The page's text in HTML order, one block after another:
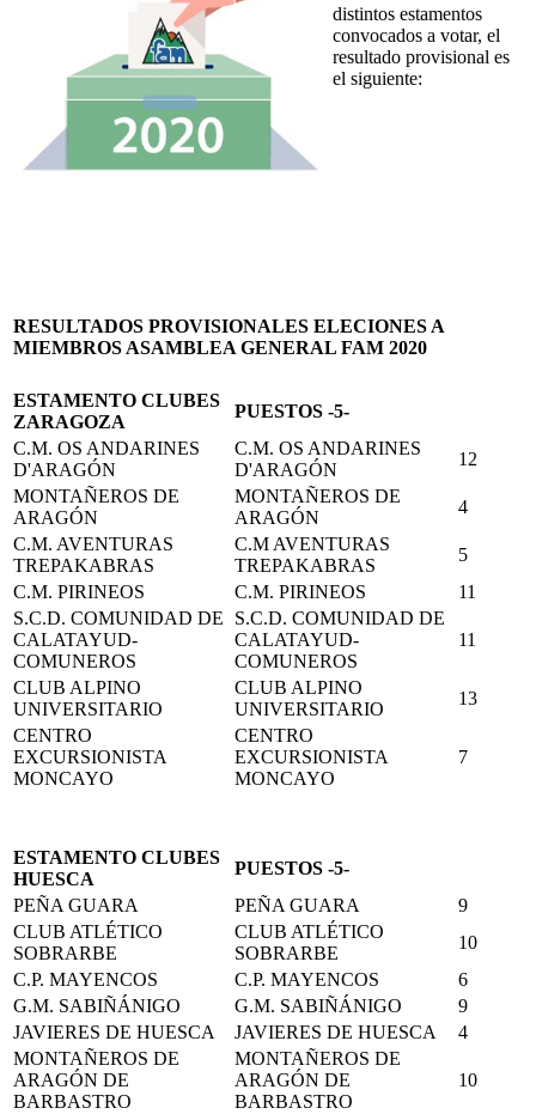
distintos estamentos
convocados a votar, el
resultado provisional es
el siguiente:
RESULTADOS PROVISIONALES ELECIONES A
MIEMBROS ASAMBLEA GENERAL FAM 2020
ESTAMENTO CLUBES
ZARAGOZA
PUESTOS -5-
C.M. OS ANDARINES
D'ARAGÓN
C.M. OS ANDARINES
D'ARAGÓN
12
MONTAÑEROS DE
ARAGÓN
MONTAÑEROS DE
ARAGÓN
4
C.M. AVENTURAS
TREPAKABRAS
C.M AVENTURAS
TREPAKABRAS
5
C.M. PIRINEOS
C.M. PIRINEOS
11
S.C.D. COMUNIDAD DE
CALATAYUD-
COMUNEROS
S.C.D. COMUNIDAD DE
CALATAYUD-
COMUNEROS
11
CLUB ALPINO
UNIVERSITARIO
CLUB ALPINO
UNIVERSITARIO
13
CENTRO
EXCURSIONISTA
MONCAYO
CENTRO
EXCURSIONISTA
MONCAYO
7
ESTAMENTO CLUBES
HUESCA
PUESTOS -5-
PEÑA GUARA
PEÑA GUARA
9
CLUB ATLÉTICO
SOBRARBE
CLUB ATLÉTICO
SOBRARBE
10
C.P. MAYENCOS
C.P. MAYENCOS
6
G.M. SABIÑÁNIGO
G.M. SABIÑÁNIGO
9
JAVIERES DE HUESCA
JAVIERES DE HUESCA
4
MONTAÑEROS DE
ARAGÓN DE
BARBASTRO
MONTAÑEROS DE
ARAGÓN DE
BARBASTRO
10